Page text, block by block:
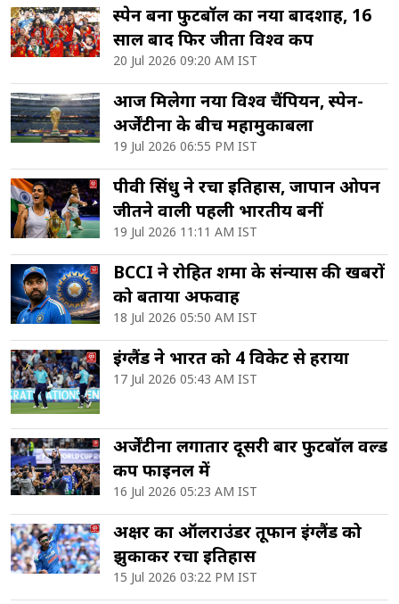
स्पेन बना फुटबॉल का नया बादशाह, 16
साल बाद फिर जीता विश्व कप
20 Jul 2026 09:20 AM IST
आज मिलेगा नया विश्व चैंपियन, स्पेन-
अर्जेंटीना के बीच महामुकाबला
19 Jul 2026 06:55 PM IST
पीवी सिंधु ने रचा इतिहास, जापान ओपन
जीतने वाली पहली भारतीय बनीं
19 Jul 2026 11:11 AM IST
BCCI ने रोहित शर्मा के संन्यास की खबरों
को बताया अफवाह
18 Jul 2026 05:50 AM IST
इंग्लैंड ने भारत को 4 विकेट से हराया
17 Jul 2026 05:43 AM IST
अर्जेंटीना लगातार दूसरी बार फुटबॉल वर्ल्ड
कप फाइनल में
16 Jul 2026 05:23 AM IST
अक्षर का ऑलराउंडर तूफान इंग्लैंड को
झुकाकर रचा इतिहास
15 Jul 2026 03:22 PM IST